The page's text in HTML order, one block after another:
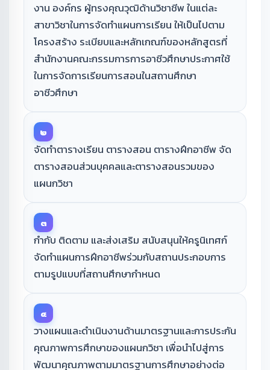
งาน องค์กร ผู้ทรงคุณวุฒิด้านวิชาชีพ ในแต่ละ
สาขาวิชาในการจัดทำแผนการเรียน ให้เป็นไปตาม
โครงสร้าง ระเบียบและหลักเกณฑ์ของหลักสูตรที่
สำนักงานคณะกรรมการการอาชีวศึกษาประกาศใช้
ในการจัดการเรียนการสอนในสถานศึกษา
อาชีวศึกษา
๒
จัดทำตารางเรียน ตารางสอน ตารางฝึกอาชีพ จัด
ตารางสอนส่วนบุคคลและตารางสอนรวมของ
แผนกวิชา
๓
กำกับ ติดตาม และส่งเสริม สนับสนุนให้ครูนิเทศก์
จัดทำแผนการฝึกอาชีพร่วมกับสถานประกอบการ
ตามรูปแบบที่สถานศึกษากำหนด
๔
วางแผนและดำเนินงานด้านมาตรฐานและการประกัน
คุณภาพการศึกษาของแผนกวิชา เพื่อนำไปสู่การ
พัฒนาคุณภาพตามมาตรฐานการศึกษาอย่างต่อ